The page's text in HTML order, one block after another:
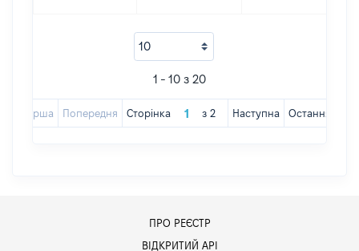
1 - 10 з 20
Перша Попередня Сторінка з 2 Наступна Остання
ПРО РЕЄСТР
ВІДКРИТИЙ АРІ